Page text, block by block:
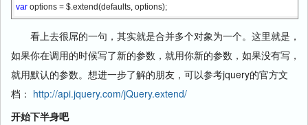
    };
var options = $.extend(defaults, options);
看上去很屌的一句，其实就是合并多个对象为一个。这里就是，
如果你在调用的时候写了新的参数，就用你新的参数，如果没有写，
就用默认的参数。想进一步了解的朋友，可以参考jquery的官方文
档： http://api.jquery.com/jQuery.extend/
开始下半身吧